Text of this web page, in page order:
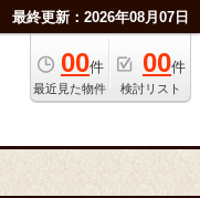
最終更新：2026年08月07日
00件
最近見た物件
00件
検討リスト